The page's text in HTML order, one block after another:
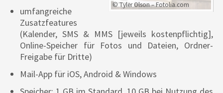
© Tyler Olson – Fotolia.com
umfangreiche
Zusatzfeatures
(Kalender, SMS & MMS [jeweils kostenpflichtig],
Online-Speicher für Fotos und Dateien, Ordner-
Freigabe für Dritte)
Mail-App für iOS, Android & Windows